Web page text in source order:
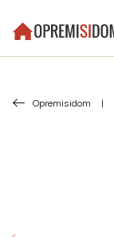
Opremisidom |